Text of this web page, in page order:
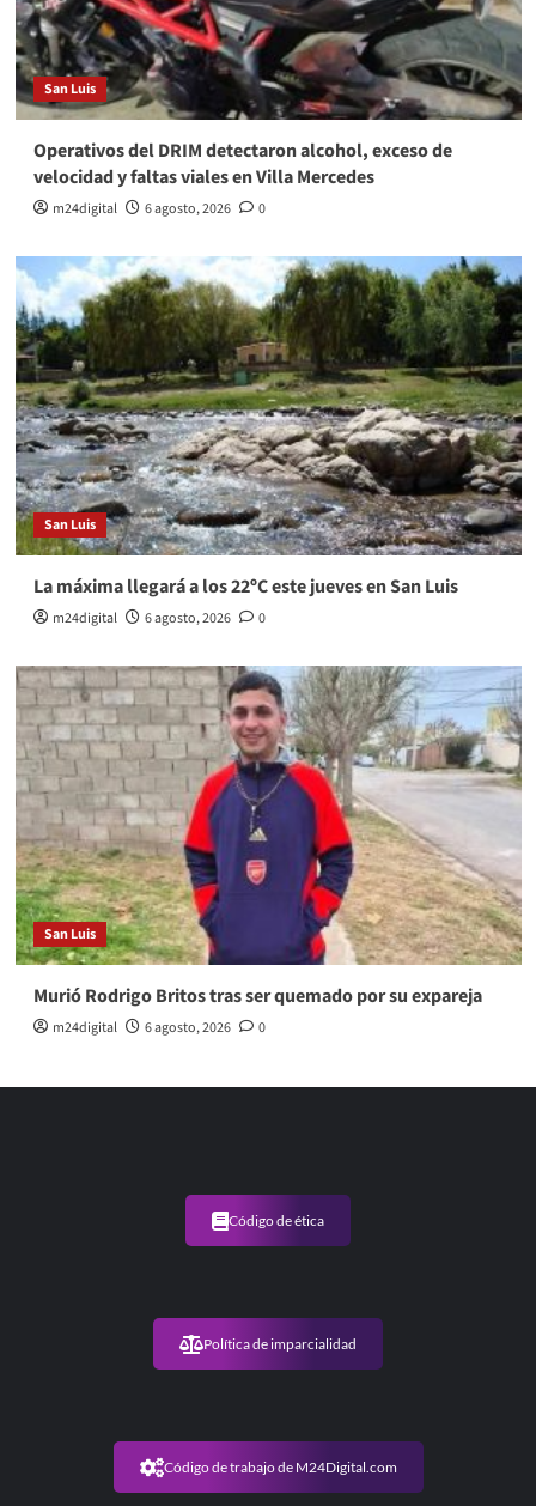
San Luis
Operativos del DRIM detectaron alcohol, exceso de
velocidad y faltas viales en Villa Mercedes
m24digital 6 agosto, 2026 0
San Luis
La máxima llegará a los 22ºC este jueves en San Luis
m24digital 6 agosto, 2026 0
San Luis
Murió Rodrigo Britos tras ser quemado por su expareja
m24digital 6 agosto, 2026 0
Código de ética
Política de imparcialidad
Código de trabajo de M24Digital.com